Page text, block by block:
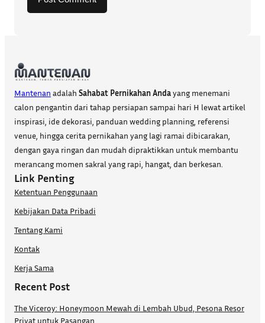
Mantenan adalah Sahabat Pernikahan Andayang menemani
calon pengantin dari tahap persiapan sampai hari H lewat artikel
inspirasi, ide dekorasi, panduan wedding planning, referensi
venue, hingga cerita pernikahan yang lagi ramai dibicarakan,
dengan gaya ringan dan mudah dipraktikkan untuk membantu
merancang momen sakral yang rapi, hangat, dan berkesan.
Link Penting
Ketentuan Penggunaan
Kebijakan Data Pribadi
Tentang Kami
Kontak
Kerja Sama
Recent Post
The Viceroy: Honeymoon Mewah di Lembah Ubud, Pesona Resor
Privat untuk Pasangan